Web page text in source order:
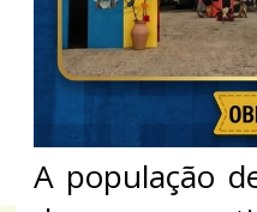
A população